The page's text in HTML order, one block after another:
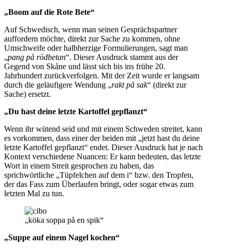
„Boom auf die Rote Bete“
Auf Schwedisch, wenn man seinen Gesprächspartner
auffordern möchte, direkt zur Sache zu kommen, ohne
Umschweife oder halbherzige Formulierungen, sagt man
„pang på rödbetan“. Dieser Ausdruck stammt aus der
Gegend von Skåne und lässt sich bis ins frühe 20.
Jahrhundert zurückverfolgen. Mit der Zeit wurde er langsam
durch die geläufigere Wendung „rakt på sak“ (direkt zur
Sache) ersetzt.
„Du hast deine letzte Kartoffel gepflanzt“
Wenn ihr wütend seid und mit einem Schweden streitet, kann
es vorkommen, dass einer der beiden mit „jetzt hast du deine
letzte Kartoffel gepflanzt“ endet. Dieser Ausdruck hat je nach
Kontext verschiedene Nuancen: Er kann bedeuten, das letzte
Wort in einem Streit gesprochen zu haben, das
sprichwörtliche „Tüpfelchen auf dem i“ bzw. den Tropfen,
der das Fass zum Überlaufen bringt, oder sogar etwas zum
letzten Mal zu tun.
„köka soppa på en spik“
„Suppe auf einem Nagel kochen“